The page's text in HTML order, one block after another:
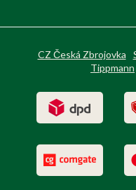
CZ Česká Zbrojovka
Tippmann